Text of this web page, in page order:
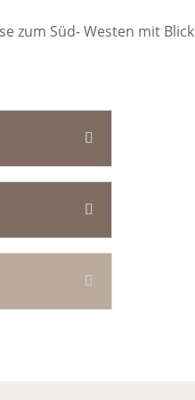
zum Süd- Westen mit Blick